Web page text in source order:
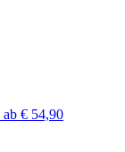
ab € 54,90